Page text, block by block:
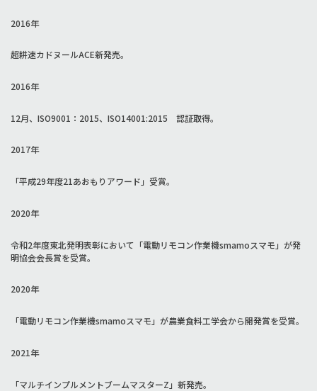
2016年
超耕速カドヌールACE新発売。
2016年
12月、ISO9001：2015、ISO14001:2015 認証取得。
2017年
「平成29年度21あおもりアワード」受賞。
2020年
令和2年度東北発明表彰において「電動リモコン作業機smamoスマモ」が発
明協会会長賞を受賞。
2020年
「電動リモコン作業機smamoスマモ」が農業食料工学会から開発賞を受賞。
2021年
「マルチインプルメントブームマスターZ」新発売。